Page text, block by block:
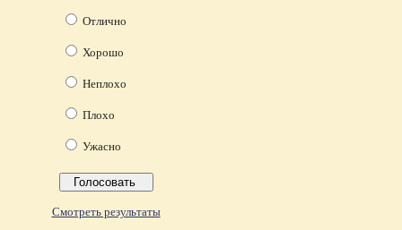
Отлично
Хорошо
Неплохо
Плохо
Ужасно
Смотреть результаты